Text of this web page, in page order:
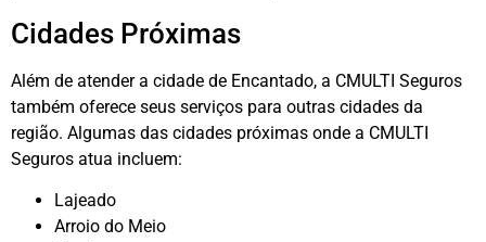
Cidades Próximas
Além de atender a cidade de Encantado, a CMULTI Seguros
também oferece seus serviços para outras cidades da
região. Algumas das cidades próximas onde a CMULTI
Seguros atua incluem:
Lajeado
Arroio do Meio